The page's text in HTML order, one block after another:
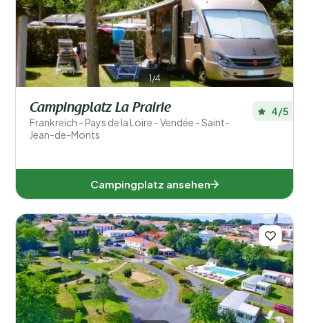
1/4
Campingplatz La Prairie
Frankreich - Pays de la Loire - Vendée - Saint-
Jean-de-Monts
4/5
Campingplatz ansehen